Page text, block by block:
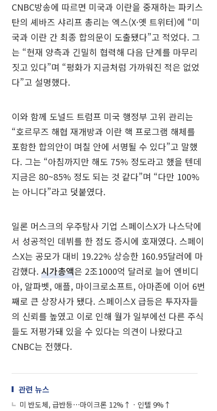
CNBC방송에 따르면 미국과 이란을 중재하는 파키스
탄의 셰바즈 샤리프 총리는 엑스(X·옛 트위터)에 “미
국과 이란 간 최종 합의문이 도출됐다”고 적었다. 그
는 “현재 양측과 긴밀히 협력해 다음 단계를 마무리
짓고 있다”며 “평화가 지금처럼 가까워진 적은 없었
다”고 설명했다.
이와 함께 도널드 트럼프 미국 행정부 고위 관리는
“호르무즈 해협 재개방과 이란 핵 프로그램 해체를
포함한 합의안이 며칠 안에 서명될 수 있다”고 말했
다. 그는 “아침까지만 해도 75% 정도라고 했을 텐데
지금은 80~85% 정도 되는 것 같다”며 “다만 100%
는 아니다”라고 덧붙였다.
일론 머스크의 우주탐사 기업 스페이스X가 나스닥에
서 성공적인 데뷔를 한 점도 증시에 호재였다. 스페이
스X는 공모가 대비 19.22% 상승한 160.95달러에 마
감했다. 시가총액은 2조1000억 달러로 늘어 엔비디
아, 알파벳, 애플, 마이크로소프트, 아마존에 이어 6번
째로 큰 상장사가 됐다. 스페이스X 급등은 투자자들
의 신뢰를 높였고 이로 인해 월가 일부에선 다른 주식
들도 저평가돼 있을 수 있다는 의견이 나왔다고
CNBC는 전했다.
관련 뉴스
미 반도체, 급반등⋯마이크론 12%↑ㆍ인텔 9%↑